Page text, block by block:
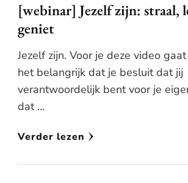
[webinar] Jezelf zijn: straal,
geniet
Jezelf zijn. Voor je deze video
het belangrijk dat je besluit dat jij
verantwoordelijk bent voor je
dat …
Verder lezen